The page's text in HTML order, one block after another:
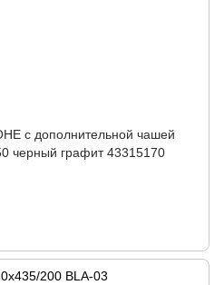
с дополнительной чашей
черный графит 43315170